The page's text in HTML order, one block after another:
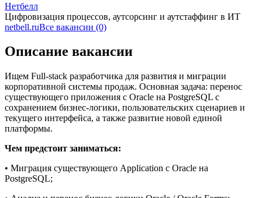
Нетбелл
Цифровизация процессов, аутсорсинг и аутстаффинг в ИТ
netbell.ruВсе вакансии (0)
Описание вакансии
Ищем Full-stack разработчика для развития и миграции
корпоративной системы продаж. Основная задача: перенос
существующего приложения с Oracle на PostgreSQL с
сохранением бизнес-логики, пользовательских сценариев и
текущего интерфейса, а также развитие новой единой
платформы.
Чем предстоит заниматься:
• Миграция существующего Application с Oracle на
PostgreSQL;